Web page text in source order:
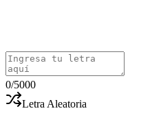
0/5000
Letra Aleatoria